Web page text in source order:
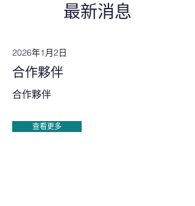
最新消息
2026年1月2日
合作夥伴
合作夥伴
查看更多